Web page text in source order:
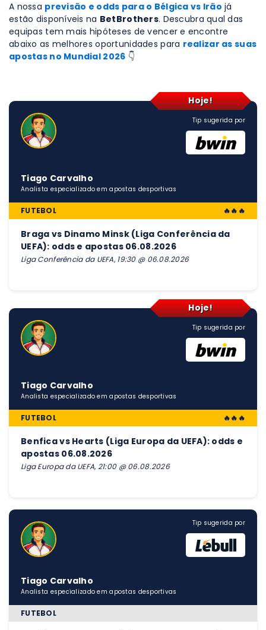
A nossa previsão e odds para o Bélgica vs Irão já
estão disponíveis na BetBrothers. Descubra qual das
equipas tem mais hipóteses de vencer e encontre
abaixo as melhores oportunidades para realizar as suas
apostas no Mundial 2026 👇
Hoje!
Tip sugerida por
Tiago Carvalho
Analista especializado em apostas desportivas
FUTEBOL 🔥🔥🔥
Braga vs Dinamo Minsk (Liga Conferência da
UEFA): odds e apostas 06.08.2026
Liga Conferência da UEFA, 19:30 @ 06.08.2026
Hoje!
Tip sugerida por
Tiago Carvalho
Analista especializado em apostas desportivas
FUTEBOL 🔥🔥🔥
Benfica vs Hearts (Liga Europa da UEFA): odds e
apostas 06.08.2026
Liga Europa da UEFA, 21:00 @ 06.08.2026
Tip sugerida por
Tiago Carvalho
Analista especializado em apostas desportivas
FUTEBOL